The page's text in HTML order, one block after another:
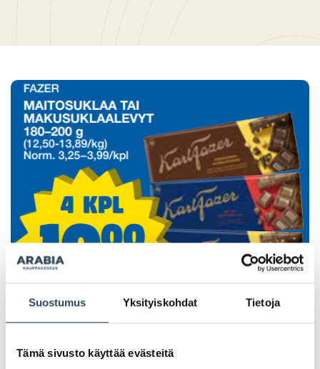
Suostumus Yksityiskohdat Tietoja
Tämä sivusto käyttää evästeitä